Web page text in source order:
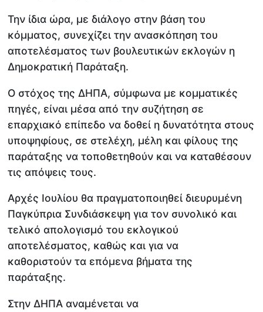
Την ίδια ώρα, με διάλογο στην βάση του
κόμματος, συνεχίζει την ανασκόπηση του
αποτελέσματος των βουλευτικών εκλογών η
Δημοκρατική Παράταξη.
Ο στόχος της ΔΗΠΑ, σύμφωνα με κομματικές
πηγές, είναι μέσα από την συζήτηση σε
επαρχιακό επίπεδο να δοθεί η δυνατότητα στους
υποψηφίους, σε στελέχη, μέλη και φίλους της
παράταξης να τοποθετηθούν και να καταθέσουν
τις απόψεις τους.
Αρχές Ιουλίου θα πραγματοποιηθεί διευρυμένη
Παγκύπρια Συνδιάσκεψη για τον συνολικό και
τελικό απολογισμό του εκλογικού
αποτελέσματος, καθώς και για να
καθοριστούν τα επόμενα βήματα της
παράταξης.
Στην ΔΗΠΑ αναμένεται να